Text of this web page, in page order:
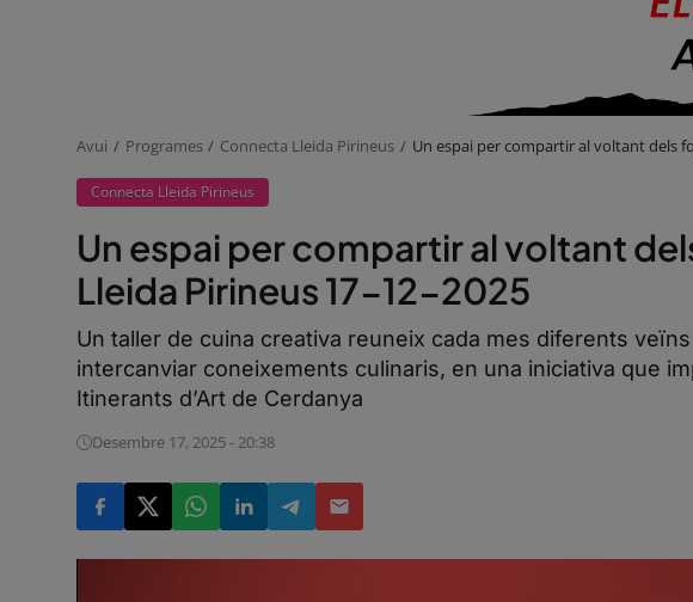
Avui Programes Connecta Lleida Pirineus Un espai per compartir al voltant dels
Connecta Lleida Pirineus
Un espai per compartir al voltant
Lleida Pirineus 17-12-2025
Un taller de cuina creativa reuneix cada mes diferents
intercanviar coneixements culinaris, en una iniciativa que
Itinerants d’Art de Cerdanya
Desembre 17, 2025 - 20:38